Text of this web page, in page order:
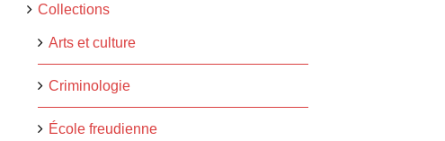
Collections
Arts et culture
Criminologie
École freudienne